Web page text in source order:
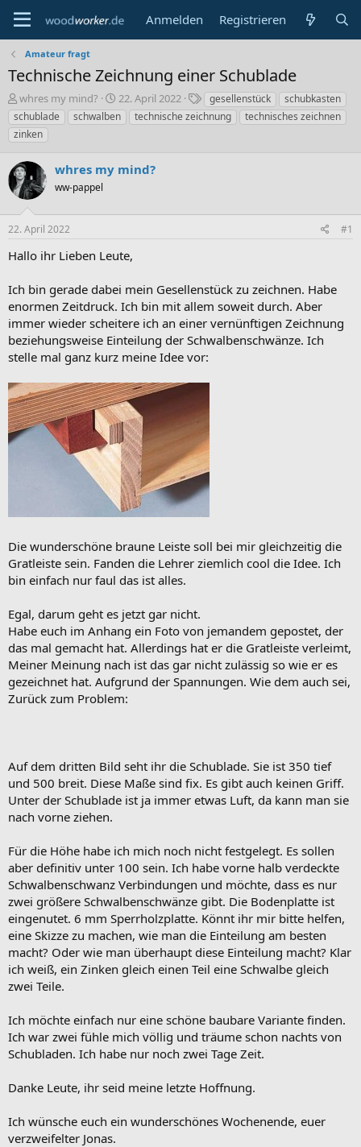
Anmelden Registrieren
Amateur fragt
Technische Zeichnung einer Schublade
E
r
s
t
l
l
e
r
whres my mind?
E
r
s
l
a
22. April 2022
S
c
h
r
gesellenstück
schubkasten
schublade
schwalben technische zeichnung
technisches zeichnen
zinken
whres my mind?
ww-pappel
22. April 2022 #1
Hallo ihr Lieben Leute,
Ich bin gerade dabei mein Gesellenstück zu zeichnen. Habe
enormen Zeitdruck. Ich bin mit allem soweit durch. Aber
immer wieder scheitere ich an einer vernünftigen Zeichnung
beziehungsweise Einteilung der Schwalbenschwänze. Ich
stelle mal ganz kurz meine Idee vor:
Die wunderschöne braune Leiste soll bei mir gleichzeitig die
Gratleiste sein. Fanden die Lehrer ziemlich cool die Idee. Ich
bin einfach nur faul das ist alles.
Egal, darum geht es jetzt gar nicht.
Habe euch im Anhang ein Foto von jemandem gepostet, der
das mal gemacht hat. Allerdings hat er die Gratleiste verleimt,
Meiner Meinung nach ist das gar nicht zulässig so wie er es
gezeichnet hat. Aufgrund der Spannungen. Wie dem auch sei,
Zurück zum Problem:
Auf dem dritten Bild seht ihr die Schublade. Sie ist 350 tief
und 500 breit. Diese Maße sind fix. Es gibt auch keinen Griff.
Unter der Schublade ist ja immer etwas Luft, da kann man sie
nach vorne ziehen.
Für die Höhe habe ich mich noch nicht festgelegt. Es sollen
aber definitiv unter 100 sein. Ich habe vorne halb verdeckte
Schwalbenschwanz Verbindungen und möchte, dass es nur
zwei größere Schwalbenschwänze gibt. Die Bodenplatte ist
eingenutet. 6 mm Sperrholzplatte. Könnt ihr mir bitte helfen,
eine Skizze zu machen, wie man die Einteilung am besten
macht? Oder wie man überhaupt diese Einteilung macht? Klar
ich weiß, ein Zinken gleich einen Teil eine Schwalbe gleich
zwei Teile.
Ich möchte einfach nur eine schöne baubare Variante finden.
Ich war zwei fühle mich völlig und träume schon nachts von
Schubladen. Ich habe nur noch zwei Tage Zeit.
Danke Leute, ihr seid meine letzte Hoffnung.
Ich wünsche euch ein wunderschönes Wochenende, euer
verzweifelter Jonas.